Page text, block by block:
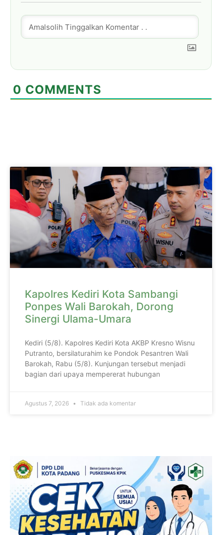
0 COMMENTS
Kapolres Kediri Kota Sambangi
Ponpes Wali Barokah, Dorong
Sinergi Ulama-Umara
Kediri (5/8). Kapolres Kediri Kota AKBP Kresno Wisnu
Putranto, bersilaturahim ke Pondok Pesantren Wali
Barokah, Rabu (5/8). Kunjungan tersebut menjadi
bagian dari upaya mempererat hubungan
Agustus 7, 2026 Tidak ada komentar